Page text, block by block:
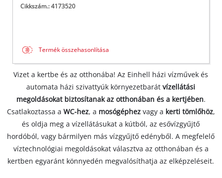
Cikkszám.: 4173520
Termék összehasonlítása
Vizet a kertbe és az otthonába! Az Einhell házi vízművek és
automata házi szivattyúk környezetbarátvízellátási
megoldásokat biztosítanak az otthonában és a kertjében.
Csatlakoztassa a WC-hez, a mosógéphez vagy a kerti tömlőhöz,
és oldja meg a vízellátásukat a kútból, az esővízgyűjtő
hordóból, vagy bármilyen más vízgyűjtő edényből. A megfelelő
víztechnológiai megoldásokat választva az otthonában és a
kertben egyaránt könnyedén megvalósíthatja az elképzeléseit.